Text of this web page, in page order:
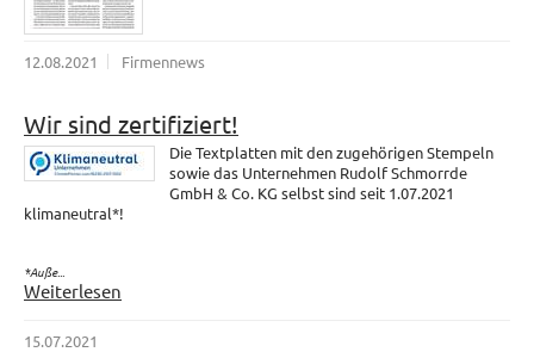
12.08.2021 Firmennews
Wir sind zertifiziert!
Die Textplatten mit den zugehörigen Stempeln
sowie das Unternehmen Rudolf Schmorrde
GmbH & Co. KG selbst sind seit 1.07.2021
klimaneutral*!
*Auße...
Weiterlesen
15.07.2021